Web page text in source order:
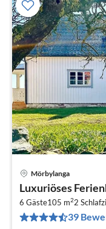
Mörbylanga
Luxuriöses
6 Gäste105 m22
39